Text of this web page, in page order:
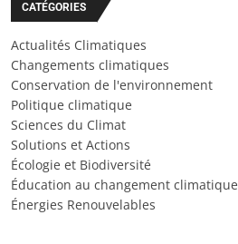
CATÉGORIES
Actualités Climatiques
Changements climatiques
Conservation de l'environnement
Politique climatique
Sciences du Climat
Solutions et Actions
Écologie et Biodiversité
Éducation au changement climatique
Énergies Renouvelables